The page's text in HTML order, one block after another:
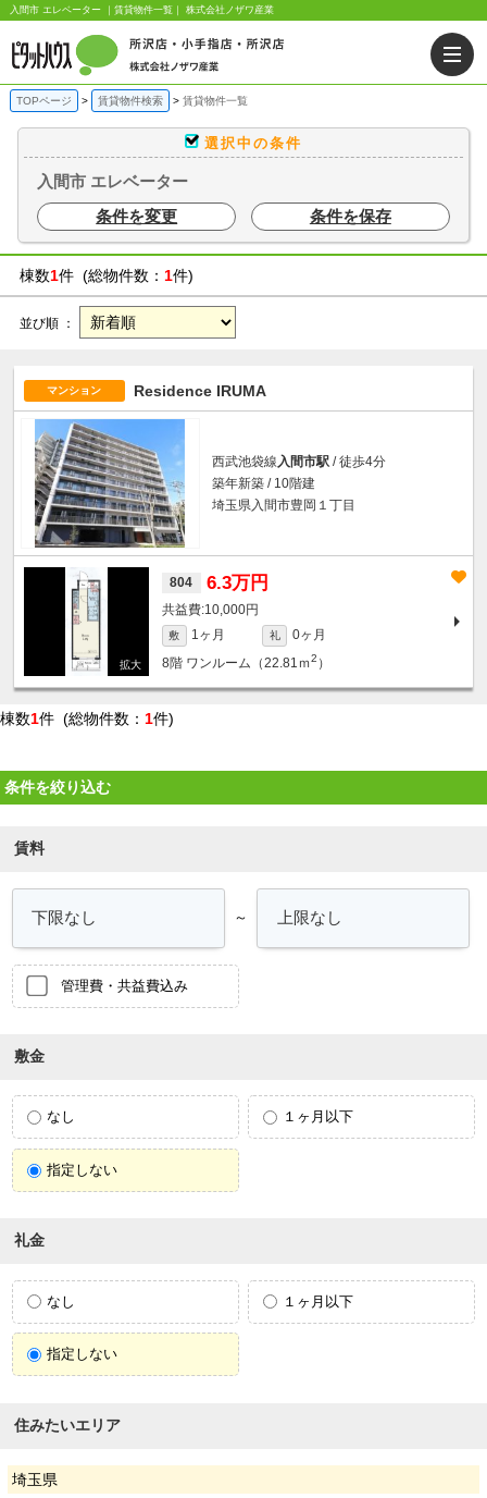
入間市 エレベーター ｜賃貸物件一覧｜ 株式会社ノザワ産業
TOPページ 賃貸物件検索 賃貸物件一覧
選択中の条件
入間市 エレベーター
条件を変更
条件を保存
棟数1件 (総物件数： 1件)
並び順 ：
マンション Residence IRUMA
西武池袋線入間市駅 / 徒歩4分
築年新築 / 10階建
埼玉県入間市豊岡１丁目
804 6.3万円
10,000円
敷 1ヶ月 礼
0ヶ月
8階 ワンルーム（22.81ｍ2 ）
棟数1件 (総物件数： 1件)
条件を絞り込む
賃料
～
管理費・共益費込み
敷金
なし １ヶ月以下
指定しない
礼金
なし １ヶ月以下
指定しない
住みたいエリア
埼玉県